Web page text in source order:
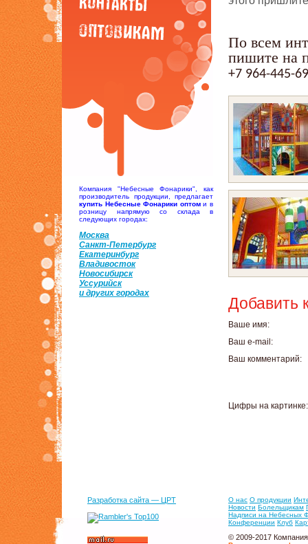
Компания "Небесные Фонарики", как
производитель продукции, предлагает
купить Небесные Фонарики оптоми в
розницу напрямую со склада в
следующих городах:
Москва
Санкт-Петербург
Екатеринбург
Владивосток
Новосибирск
Уссурийск
и других городах
По всем
пишите на
+7 964-445-
Добавить
Ваше имя:
Ваш e-mail:
Ваш комментарий:
Цифры на картинке:
Разработка сайта — ЦРТ О нас О продукции
Новости Болельщикам
Надписи на Небесных
Конференции Клуб
© 2009-2017 Компания